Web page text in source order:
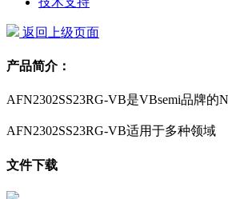
返回上级页面
产品简介：
AFN2302SS23RG-VB是VBsemi品牌的
AFN2302SS23RG-VB适用于多种领域
文件下载